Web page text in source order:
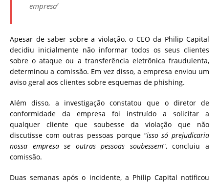
empresa’
Apesar de saber sobre a violação, o CEO da Philip Capital
decidiu inicialmente não informar todos os seus clientes
sobre o ataque ou a transferência eletrônica fraudulenta,
determinou a comissão. Em vez disso, a empresa enviou um
aviso geral aos clientes sobre esquemas de phishing.
Além disso, a investigação constatou que o diretor de
conformidade da empresa foi instruído a solicitar a
qualquer cliente que soubesse da violação que não
discutisse com outras pessoas porque “isso só prejudicaria
nossa empresa se outras pessoas soubessem“, concluiu a
comissão.
Duas semanas após o incidente, a Philip Capital notificou